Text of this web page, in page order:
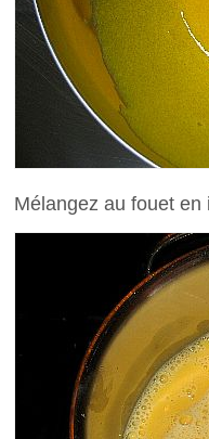
Mélangez au fouet